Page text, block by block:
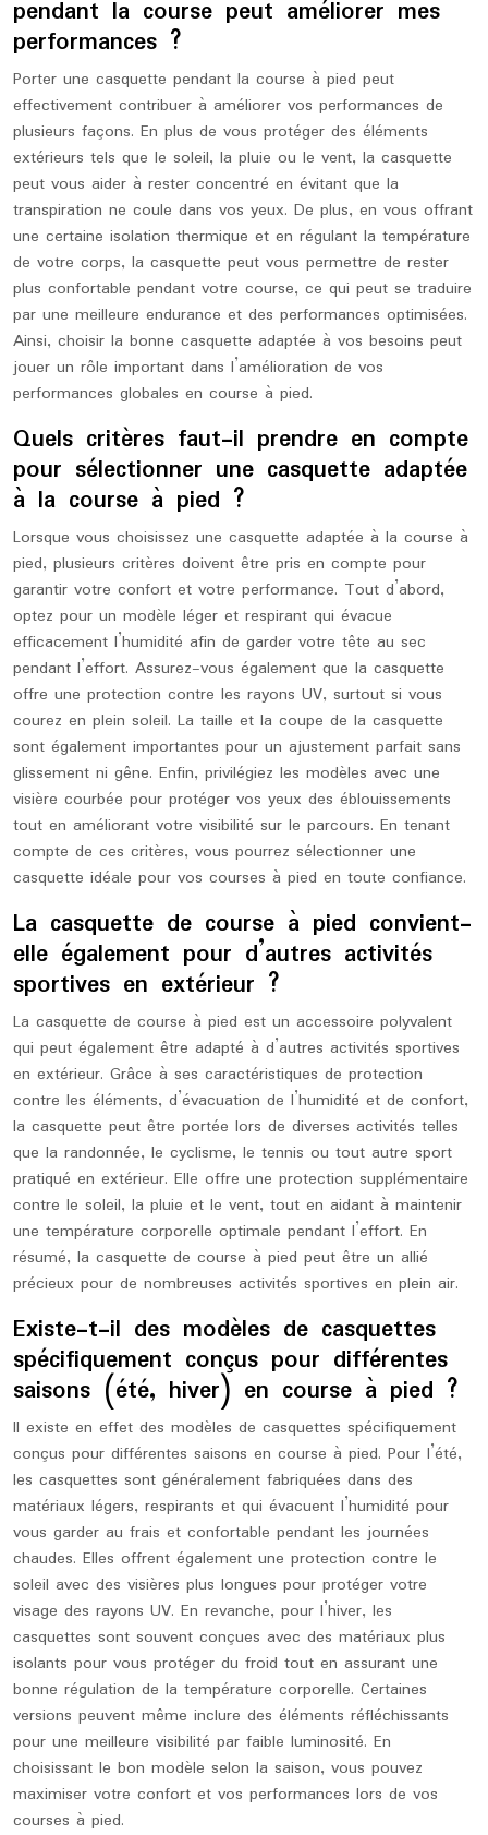
pendant la course peut améliorer mes
performances ?
Porter une casquette pendant la course à pied peut
effectivement contribuer à améliorer vos performances de
plusieurs façons. En plus de vous protéger des éléments
extérieurs tels que le soleil, la pluie ou le vent, la casquette
peut vous aider à rester concentré en évitant que la
transpiration ne coule dans vos yeux. De plus, en vous offrant
une certaine isolation thermique et en régulant la température
de votre corps, la casquette peut vous permettre de rester
plus confortable pendant votre course, ce qui peut se traduire
par une meilleure endurance et des performances optimisées.
Ainsi, choisir la bonne casquette adaptée à vos besoins peut
jouer un rôle important dans l’amélioration de vos
performances globales en course à pied.
Quels critères faut-il prendre en compte
pour sélectionner une casquette adaptée
à la course à pied ?
Lorsque vous choisissez une casquette adaptée à la course à
pied, plusieurs critères doivent être pris en compte pour
garantir votre confort et votre performance. Tout d’abord,
optez pour un modèle léger et respirant qui évacue
efficacement l’humidité afin de garder votre tête au sec
pendant l’effort. Assurez-vous également que la casquette
offre une protection contre les rayons UV, surtout si vous
courez en plein soleil. La taille et la coupe de la casquette
sont également importantes pour un ajustement parfait sans
glissement ni gêne. Enfin, privilégiez les modèles avec une
visière courbée pour protéger vos yeux des éblouissements
tout en améliorant votre visibilité sur le parcours. En tenant
compte de ces critères, vous pourrez sélectionner une
casquette idéale pour vos courses à pied en toute confiance.
La casquette de course à pied convient-
elle également pour d’autres activités
sportives en extérieur ?
La casquette de course à pied est un accessoire polyvalent
qui peut également être adapté à d’autres activités sportives
en extérieur. Grâce à ses caractéristiques de protection
contre les éléments, d’évacuation de l’humidité et de confort,
la casquette peut être portée lors de diverses activités telles
que la randonnée, le cyclisme, le tennis ou tout autre sport
pratiqué en extérieur. Elle offre une protection supplémentaire
contre le soleil, la pluie et le vent, tout en aidant à maintenir
une température corporelle optimale pendant l’effort. En
résumé, la casquette de course à pied peut être un allié
précieux pour de nombreuses activités sportives en plein air.
Existe-t-il des modèles de casquettes
spécifiquement conçus pour différentes
saisons (été, hiver) en course à pied ?
Il existe en effet des modèles de casquettes spécifiquement
conçus pour différentes saisons en course à pied. Pour l’été,
les casquettes sont généralement fabriquées dans des
matériaux légers, respirants et qui évacuent l’humidité pour
vous garder au frais et confortable pendant les journées
chaudes. Elles offrent également une protection contre le
soleil avec des visières plus longues pour protéger votre
visage des rayons UV. En revanche, pour l’hiver, les
casquettes sont souvent conçues avec des matériaux plus
isolants pour vous protéger du froid tout en assurant une
bonne régulation de la température corporelle. Certaines
versions peuvent même inclure des éléments réfléchissants
pour une meilleure visibilité par faible luminosité. En
choisissant le bon modèle selon la saison, vous pouvez
maximiser votre confort et vos performances lors de vos
courses à pied.